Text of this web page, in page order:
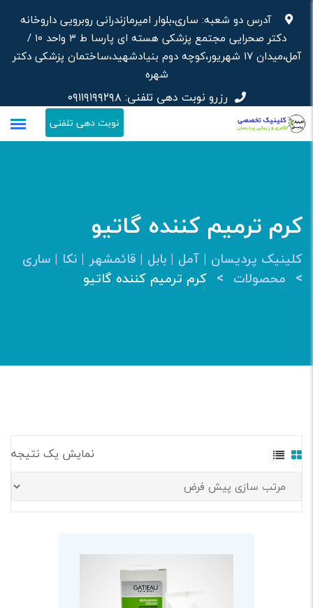
محتوا
آدرس دو شعبه: ساری،بلوار امیرمازندرانی روبرویی داروخانه‌
دکتر صحرایی مجتمع پزشکی هسته ای پارسا ط ۳ واحد ۱۰ /
آمل،میدان ۱۷ شهریور،کوچه دوم بنیادشهید،ساختمان پزشکی دکتر
شهره
رزرو نوبت دهی تلفنی:۰۹۱۱۹۱۹۹۲۹۸
نوبت دهی تلفنی
کرم ترمیم کننده گاتیو
کلینیک پردیسان | آمل | بابل | قائمشهر | نکا | ساری
> محصولات > کرم ترمیم کننده گاتیو
نمایش یک نتیجه